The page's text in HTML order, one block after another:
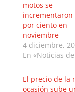
motos se
incrementaron
por ciento en
noviembre
4 diciembre,
En «Noticias
El precio de la
ocasión sube